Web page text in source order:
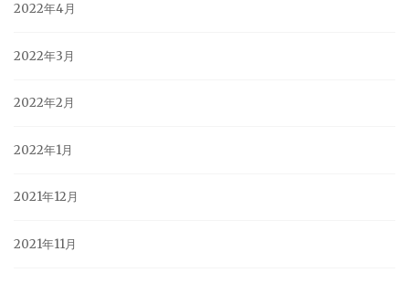
2022年4月
2022年3月
2022年2月
2022年1月
2021年12月
2021年11月